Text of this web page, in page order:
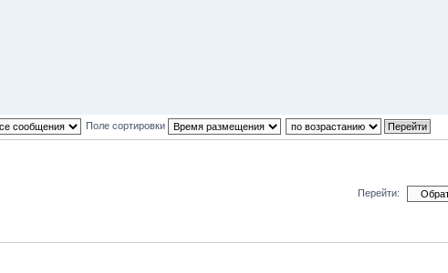
Поле сортировки
Перейти: